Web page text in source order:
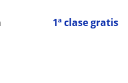
1ª clase gratis